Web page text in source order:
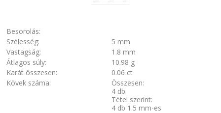
Besorolás:
Szélesség:
5 mm
Vastagság:
1.8 mm
Átlagos súly:
10.98 g
Karát összesen:
0.06 ct
Kövek száma:
Összesen:
4 db
Tétel szerint:
4 db 1.5 mm-es